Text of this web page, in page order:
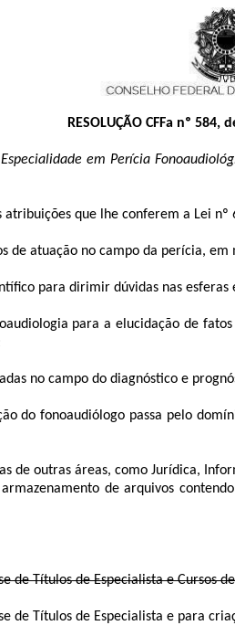
RESOLUÇÃO CFFa nº
em Perícia
atribuições que lhe conferem a Lei
de atuação no campo da perícia,
para dirimir dúvidas nas
para a elucidação de
no campo do diagnóstico e
do fonoaudiólogo passa pelo
de outras áreas, como Jurídica,
de arquivos
Títulos de Especialista e Cursos de
de Títulos de Especialista e para